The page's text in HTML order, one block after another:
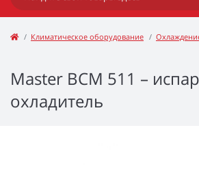
Климатическое оборудование
Master BCM 511 –
охладитель